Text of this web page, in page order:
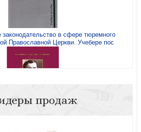
Новопашенная Э. За фасадом
законодательство в сфере тюремного
Православной Церкви. Учебере пос
Собрание духовных песнопений
продаж